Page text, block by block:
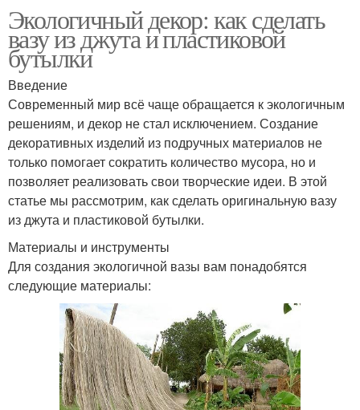
Экологичный декор: как сделать
вазу из джута и пластиковой
бутылки
Введение
Современный мир всё чаще обращается к экологичным
решениям, и декор не стал исключением. Создание
декоративных изделий из подручных материалов не
только помогает сократить количество мусора, но и
позволяет реализовать свои творческие идеи. В этой
статье мы рассмотрим, как сделать оригинальную вазу
из джута и пластиковой бутылки.
Материалы и инструменты
Для создания экологичной вазы вам понадобятся
следующие материалы: